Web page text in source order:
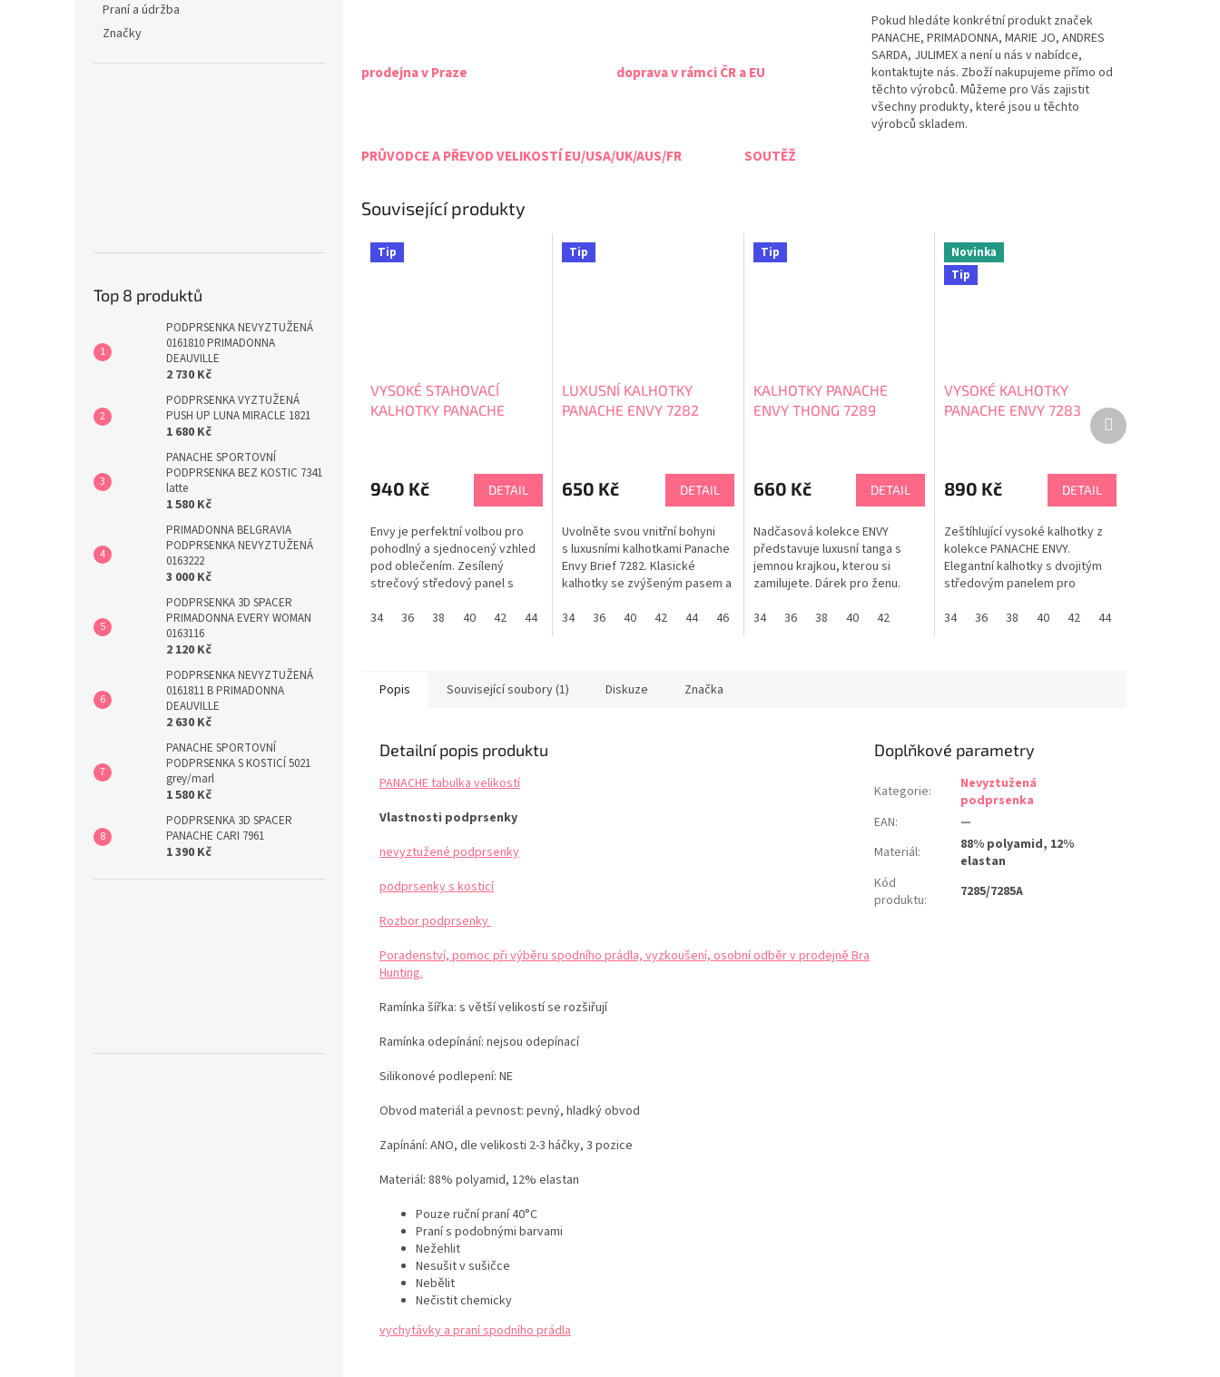
Praní a údržba
Značky
Top 8 produktů
PODPRSENKA NEVYZTUŽENÁ
0161810 PRIMADONNA
DEAUVILLE
2 730 Kč
PODPRSENKA VYZTUŽENÁ
PUSH UP LUNA MIRACLE 1821
1 680 Kč
PANACHE SPORTOVNÍ
PODPRSENKA BEZ KOSTIC 7341
latte
1 580 Kč
PRIMADONNA BELGRAVIA
PODPRSENKA NEVYZTUŽENÁ
0163222
3 000 Kč
PODPRSENKA 3D SPACER
PRIMADONNA EVERY WOMAN
0163116
2 120 Kč
PODPRSENKA NEVYZTUŽENÁ
0161811 B PRIMADONNA
DEAUVILLE
2 630 Kč
PANACHE SPORTOVNÍ
PODPRSENKA S KOSTICÍ 5021
grey/marl
1 580 Kč
PODPRSENKA 3D SPACER
PANACHE CARI 7961
1 390 Kč
prodejna v Praze doprava v rámci ČR a EU
Pokud hledáte konkrétní produkt značek
PANACHE, PRIMADONNA, MARIE JO, ANDRES
SARDA, JULIMEX a není u nás v nabídce,
kontaktujte nás. Zboží nakupujeme přímo od
těchto výrobců. Můžeme pro Vás zajistit
všechny produkty, které jsou u těchto
výrobců skladem.
PRŮVODCE A PŘEVOD VELIKOSTÍ EU/USA/UK/AUS/FR SOUTĚŽ
Související produkty
Tip
VYSOKÉ STAHOVACÍ
KALHOTKY PANACHE
940 Kč DETAIL
Envy je perfektní volbou pro
pohodlný a sjednocený vzhled
pod oblečením. Zesílený
strečový středový panel s
ze síťoviny se středním krytím.
34 36 38 40 42 44 46
Tip
LUXUSNÍ KALHOTKY
PANACHE ENVY 7282
650 Kč DETAIL
Uvolněte svou vnitřní bohyni
s luxusními kalhotkami Panache
Envy Brief 7282. Klasické
kalhotky se zvýšeným pasem a
pohodlné celodenní nošení.
pod oblečením. Dárek pro
34 36 40 42 44 46
Tip
KALHOTKY PANACHE
ENVY THONG 7289
660 Kč DETAIL
Nadčasová kolekce ENVY
představuje luxusní tanga s
jemnou krajkou, kterou si
zamilujete. Dárek pro ženu.
tabulka velikostí
34 36 38 40 42
Novinka
Tip
VYSOKÉ KALHOTKY
PANACHE ENVY 7283
890 Kč DETAIL
Zeštíhlující vysoké kalhotky z
kolekce PANACHE ENVY.
Elegantní kalhotky s dvojitým
středovým panelem pro
PANACHE tabulka velikostí
34 36 38 40 42 44
Další
produkt
Popis Související soubory (1) Diskuze Značka
Detailní popis produktu
PANACHE tabulka velikostí
Vlastnosti podprsenky
nevyztužené podprsenky
podprsenky s kosticí
Rozbor podprsenky
Poradenství, pomoc při výběru spodního prádla, vyzkoušení, osobní odběr v prodejně Bra
Hunting.
Ramínka šířka: s větší velikostí se rozšiřují
Ramínka odepínání: nejsou odepínací
Silikonové podlepení: NE
Obvod materiál a pevnost: pevný, hladký obvod
Zapínání: ANO, dle velikosti 2-3 háčky, 3 pozice
Materiál: 88% polyamid, 12% elastan
Pouze ruční praní 40°C
Praní s podobnými barvami
Nežehlit
Nesušit v sušičce
Nebělit
Nečistit chemicky
vychytávky a praní spodního prádla
Doplňkové parametry
Kategorie:
Nevyztužená
podprsenka
EAN:
—
Materiál:
88% polyamid, 12%
elastan
Kód
produktu: 7285/7285A